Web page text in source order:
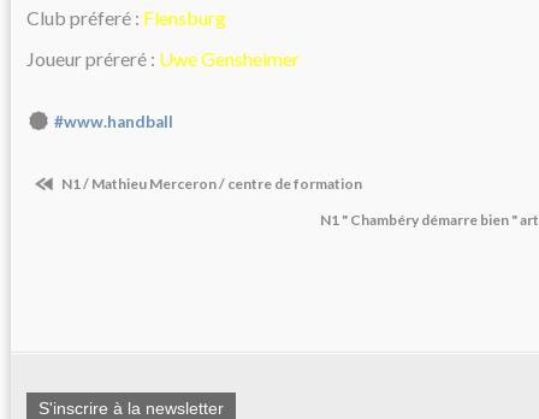
Club préferé : Flensburg
Joueur préreré : Uwe Gensheimer
#www.handball
N1 / Mathieu Merceron / centre de formation
N1 " Chambéry démarre bien "
S'inscrire à la newsletter